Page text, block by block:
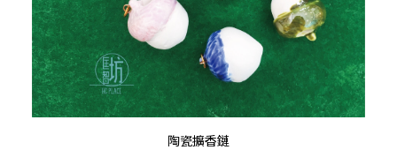
加入購物車
陶瓷擴香鏈